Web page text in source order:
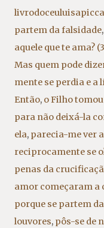
partem da falsidade,
aquele que te ama?
Mas quem pode
mente se perdia e
Então, o Filho
para não deixá-la
ela, parecia-me ver
reciprocamente se
penas da
amor começaram a
porque se partem
louvores, pôs-se de